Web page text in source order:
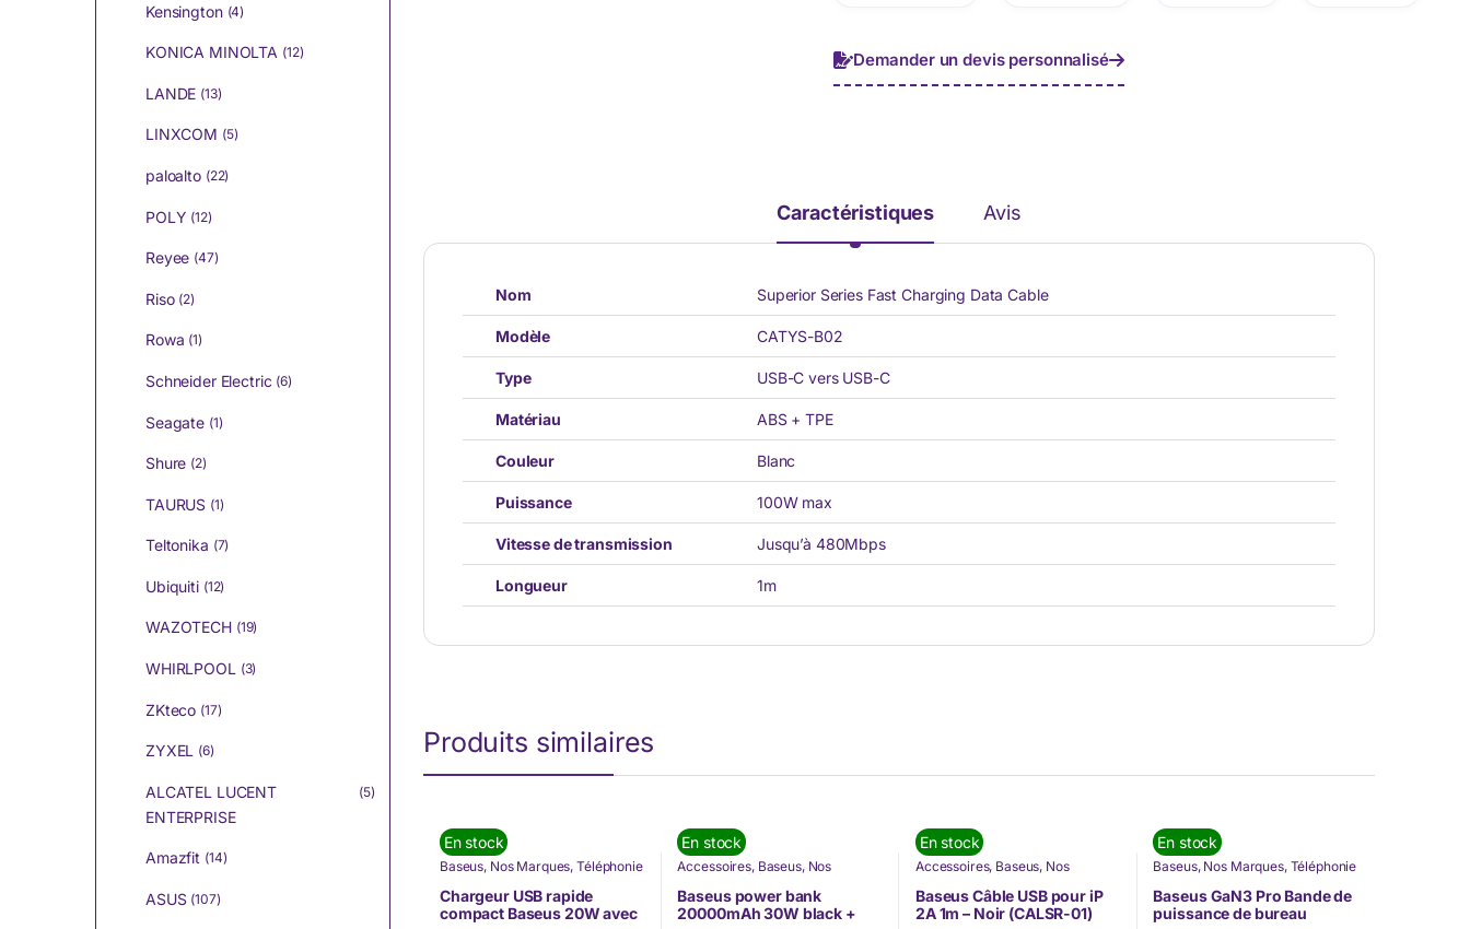
Demander un devis personnalisé
Caractéristiques Avis
Nom Superior Series Fast Charging Data Cable
Modèle CATYS-B02
Type USB-C vers USB-C
Matériau ABS + TPE
Couleur Blanc
Puissance 100W max
Vitesse de transmission Jusqu’à 480Mbps
Longueur 1m
Produits similaires
En stock
Baseus, Nos Marques,Téléphonie
Chargeur USB rapide
compact Baseus 20W avec
En stock
Accessoires, Baseus, Nos
Téléphonie & Tablette
Baseus power bank
20000mAh 30W black +
En stock
Accessoires, Baseus, Nos
Téléphonie & Tablette
Baseus Câble USB pour iP
2A 1m – Noir (CALSR-01)
En stock
Baseus, Nos Marques, Téléphonie
Baseus GaN3 Pro Bande de
puissance de bureau
Kensington (4)
KONICA MINOLTA (12)
LANDE (13)
LINXCOM (5)
paloalto (22)
POLY (12)
Reyee (47)
Riso (2)
Rowa (1)
Schneider Electric (6)
Seagate (1)
Shure (2)
TAURUS (1)
Teltonika (7)
Ubiquiti (12)
WAZOTECH (19)
WHIRLPOOL (3)
ZKteco (17)
ZYXEL (6)
ALCATEL LUCENT
ENTERPRISE
(5)
Amazfit (14)
ASUS (107)